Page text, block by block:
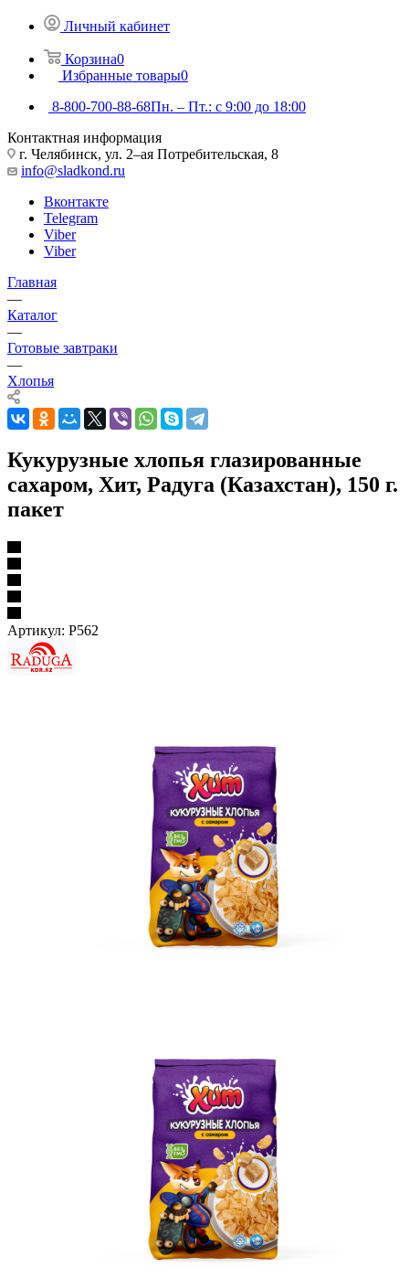
Личный кабинет
Корзина0
Избранные товары0
8-800-700-88-68Пн. – Пт.: с 9:00 до 18:00
Контактная информация
г. Челябинск, ул. 2–ая Потребительская, 8
info@sladkond.ru
Вконтакте
Telegram
Viber
Viber
Главная
—
Каталог
—
Готовые завтраки
—
Хлопья
Кукурузные хлопья глазированные
сахаром, Хит, Радуга (Казахстан), 150 г.
пакет
Артикул: Р562